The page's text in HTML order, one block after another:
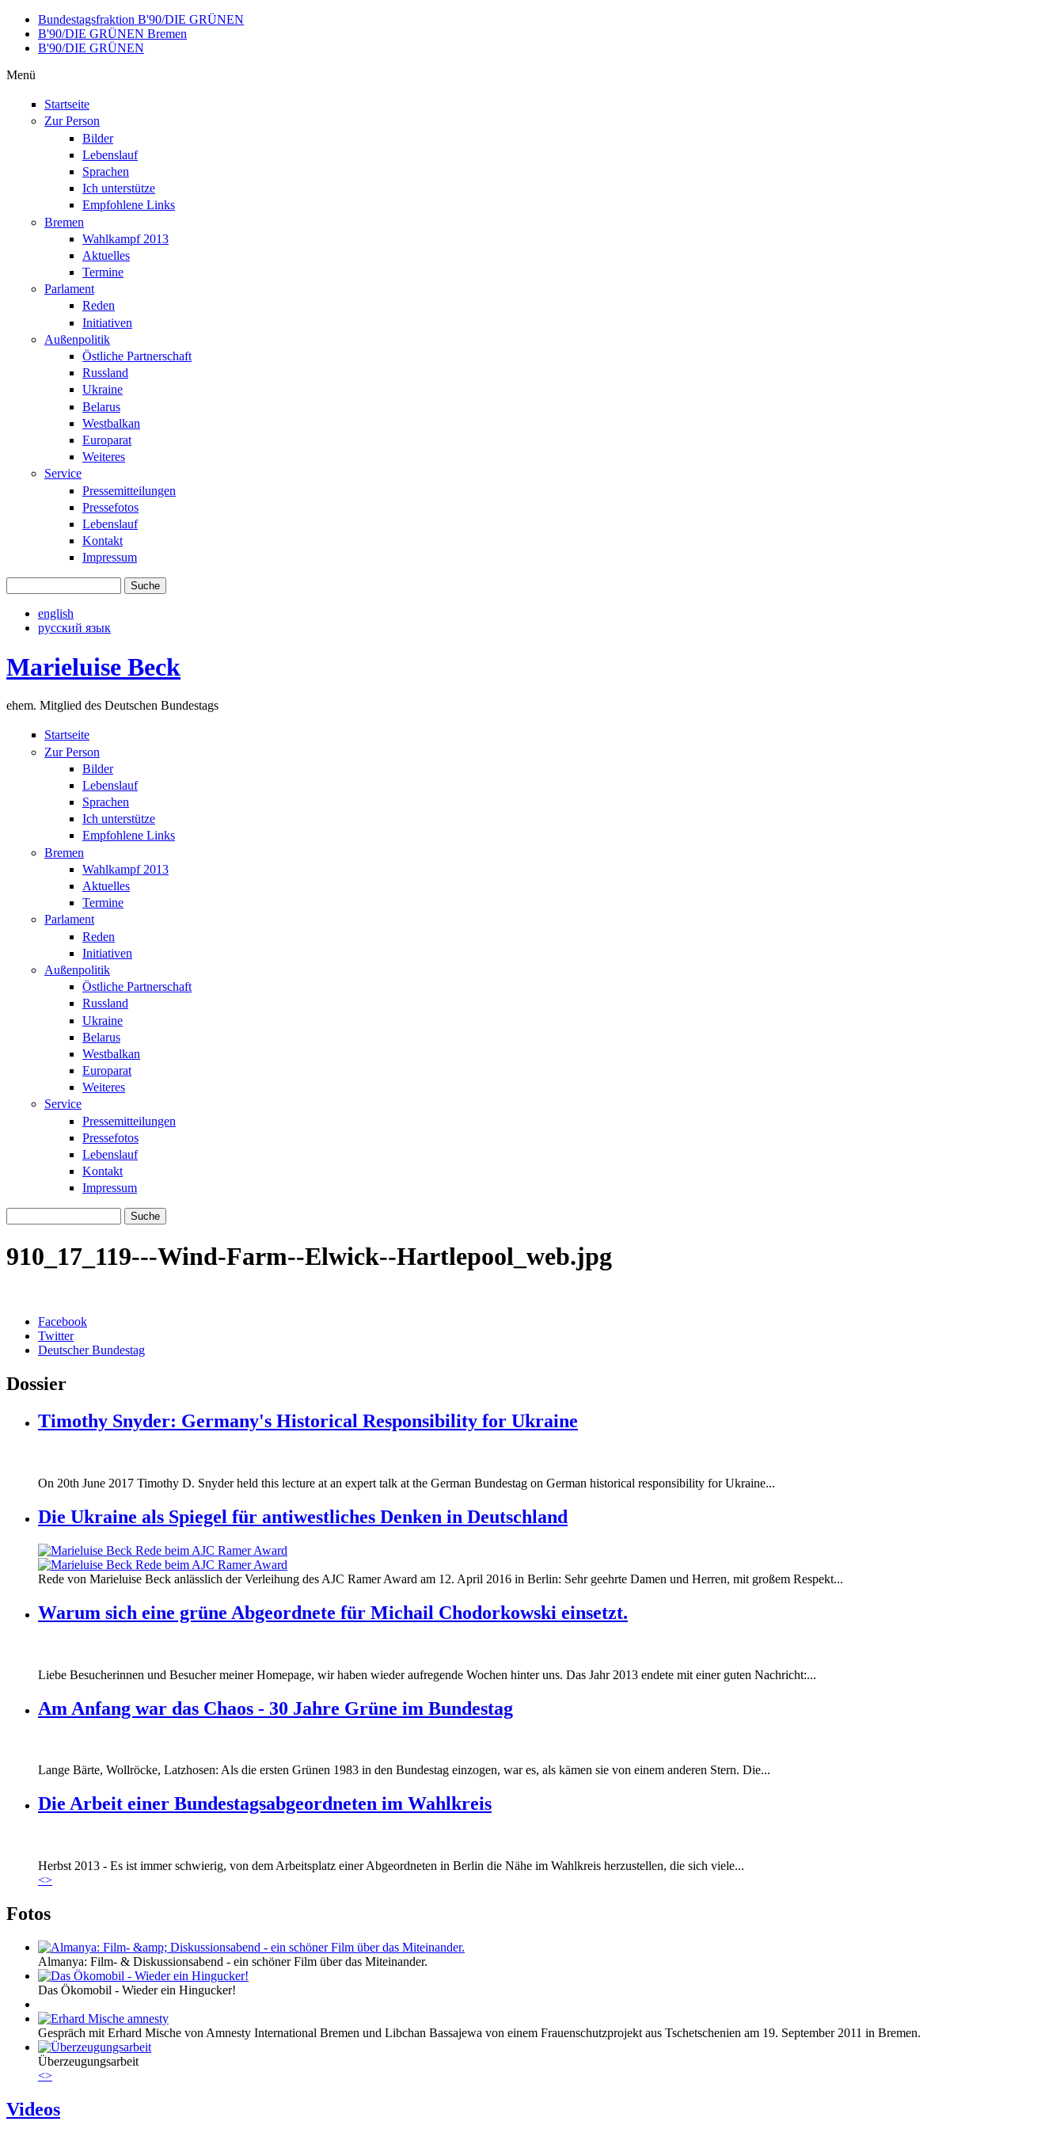
Direkt zum Inhalt
Bundestagsfraktion B'90/DIE GRÜNEN
B'90/DIE GRÜNEN Bremen
B'90/DIE GRÜNEN
Menü
Startseite
Zur Person
Bilder
Lebenslauf
Sprachen
Ich unterstütze
Empfohlene Links
Bremen
Wahlkampf 2013
Aktuelles
Termine
Parlament
Reden
Initiativen
Außenpolitik
Östliche Partnerschaft
Russland
Ukraine
Belarus
Westbalkan
Europarat
Weiteres
Service
Pressemitteilungen
Pressefotos
Lebenslauf
Kontakt
Impressum
english
русский язык
Marieluise Beck
ehem. Mitglied des Deutschen Bundestags
Startseite
Zur Person
Bilder
Lebenslauf
Sprachen
Ich unterstütze
Empfohlene Links
Bremen
Wahlkampf 2013
Aktuelles
Termine
Parlament
Reden
Initiativen
Außenpolitik
Östliche Partnerschaft
Russland
Ukraine
Belarus
Westbalkan
Europarat
Weiteres
Service
Pressemitteilungen
Pressefotos
Lebenslauf
Kontakt
Impressum
910_17_119---Wind-Farm--Elwick--Hartlepool_web.jpg
Facebook
Twitter
Deutscher Bundestag
Dossier
Timothy Snyder: Germany's Historical Responsibility for Ukraine
170620_fg_ukraine_timothy_snyder.jpg
170620_fg_ukraine_timothy_snyder.jpg
On 20th June 2017 Timothy D. Snyder held this lecture at an expert talk at the German Bundestag on German historical responsibility for Ukraine...
Die Ukraine als Spiegel für antiwestliches Denken in Deutschland
160412_ramer_award.jpg
160412_ramer_award.jpg
Rede von Marieluise Beck anlässlich der Verleihung des AJC Ramer Award am 12. April 2016 in Berlin: Sehr geehrte Damen und Herren, mit großem Respekt...
Warum sich eine grüne Abgeordnete für Michail Chodorkowski einsetzt.
Liebe Besucherinnen und Besucher meiner Homepage, wir haben wieder aufregende Wochen hinter uns. Das Jahr 2013 endete mit einer guten Nachricht:...
Am Anfang war das Chaos - 30 Jahre Grüne im Bundestag
Lange Bärte, Wollröcke, Latzhosen: Als die ersten Grünen 1983 in den Bundestag einzogen, war es, als kämen sie von einem anderen Stern. Die...
Die Arbeit einer Bundestagsabgeordneten im Wahlkreis
Marie_und_Wahlkreis.jpg
Marie_und_Wahlkreis.jpg
Herbst 2013 - Es ist immer schwierig, von dem Arbeitsplatz einer Abgeordneten in Berlin die Nähe im Wahlkreis herzustellen, die sich viele...
<>
Fotos
Almanya: Film- & Diskussionsabend - ein schöner Film über das Miteinander.
Das Ökomobil - Wieder ein Hingucker!
Gespräch mit Erhard Mische von Amnesty International Bremen und Libchan Bassajewa von einem Frauenschutzprojekt aus Tschetschenien am 19. September 2011 in Bremen.
Überzeugungsarbeit
<>
Videos